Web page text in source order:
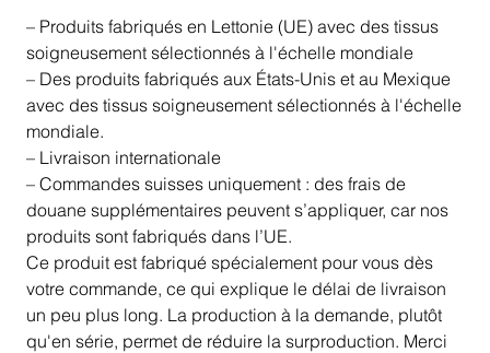
– Produits fabriqués en Lettonie (UE) avec des tissus
soigneusement sélectionnés à l'échelle mondiale
– Des produits fabriqués aux États-Unis et au Mexique
avec des tissus soigneusement sélectionnés à l'échelle
mondiale.
– Livraison internationale
– Commandes suisses uniquement : des frais de
douane supplémentaires peuvent s’appliquer, car nos
produits sont fabriqués dans l’UE.
Ce produit est fabriqué spécialement pour vous dès
votre commande, ce qui explique le délai de livraison
un peu plus long. La production à la demande, plutôt
qu'en série, permet de réduire la surproduction. Merci